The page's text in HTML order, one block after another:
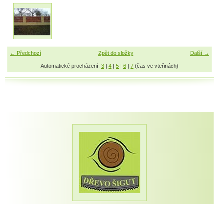
← Předchozí Další →
Zpět do složky
Automatické procházení: 3 | 4 | 5 | 6 | 7 (čas ve vteřinách)